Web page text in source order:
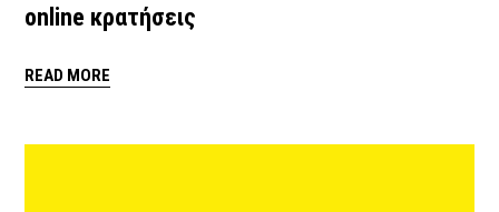
online κρατήσεις
READ MORE